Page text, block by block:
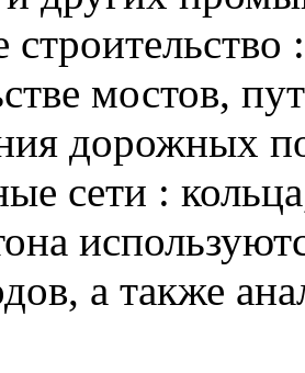
мостов,
дорожных
сети :
а также